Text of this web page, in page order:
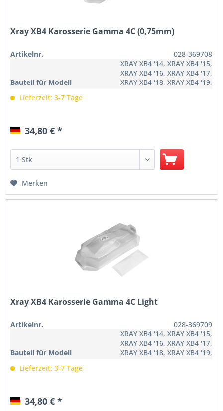
Xray XB4 Karosserie Gamma 4C (0,75mm)
Artikelnr. 028-369708
Bauteil für Modell
XRAY XB4 '14, XRAY XB4 '15,
XRAY XB4 '16, XRAY XB4 '17,
XRAY XB4 '18, XRAY XB4 '19,
Lieferzeit: 3-7 Tage
34,80 € *
Merken
Xray XB4 Karosserie Gamma 4C Light
Artikelnr. 028-369709
Bauteil für Modell
XRAY XB4 '14, XRAY XB4 '15,
XRAY XB4 '16, XRAY XB4 '17,
XRAY XB4 '18, XRAY XB4 '19,
Lieferzeit: 3-7 Tage
34,80 € *